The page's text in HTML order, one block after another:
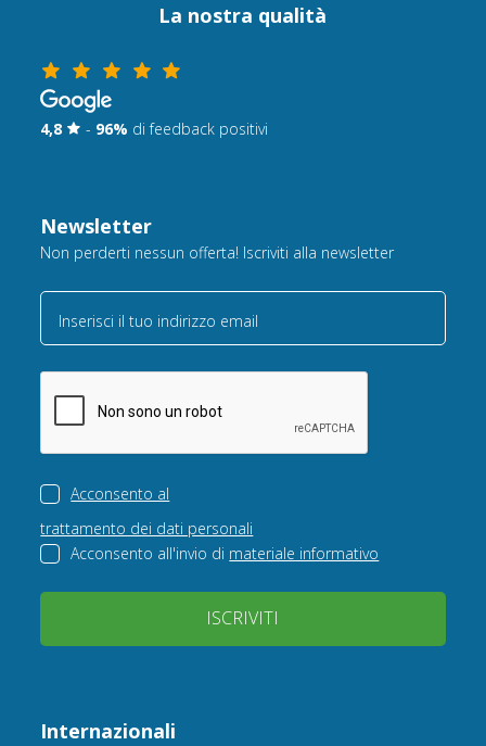
La nostra qualità
4,8 - 96% di feedback positivi
Newsletter
Non perderti nessun offerta! Iscriviti alla newsletter
Inserisci il tuo indirizzo email
Acconsento al
trattamento dei dati personali
Acconsento all'invio di materiale informativo
ISCRIVITI
Internazionali